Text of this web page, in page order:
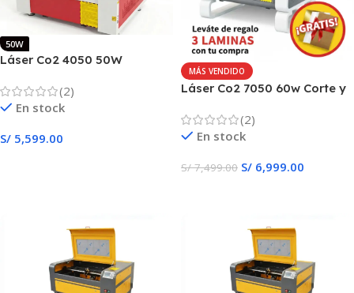
50W
Láser Co2 4050 50W
(2)
En stock
S/ 5,599.00
MÁS VENDIDO
Láser Co2 7050 60w Corte y
(2)
En stock
S/7,499.00 S/ 6,999.00